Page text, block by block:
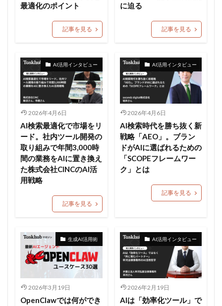
最適化のポイント
記事を見る
に迫る
記事を見る
AI活用インタビュー
2026年4月6日
AI検索最適化で市場をリ
ード。社内ツール開発の
取り組みで年間3,000時
間の業務をAIに置き換え
た株式会社CINCのAI活
用戦略
記事を見る
AI活用インタビュー
2026年4月6日
AI検索時代を勝ち抜く新
戦略「AEO」。ブラン
ドがAIに選ばれるための
「SCOPEフレームワー
ク」とは
記事を見る
生成AI活用術
2026年3月19日
OpenClawでは何ができ
AI活用インタビュー
2026年2月19日
AIは「効率化ツール」で